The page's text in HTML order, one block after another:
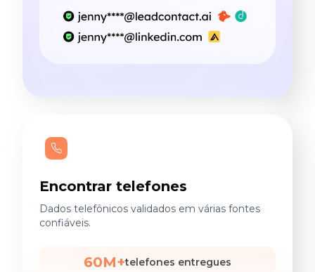
Encontrar telefones
Dados telefônicos validados em várias fontes
confiáveis.
60M+telefones entregues